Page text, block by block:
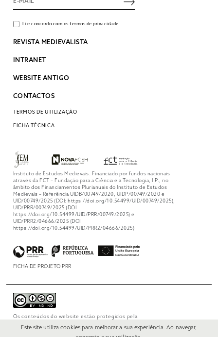
Li e concordo com os termos de privacidade
REVISTA MEDIEVALISTA
INTRANET
WEBSITE ANTIGO
CONTACTOS
TERMOS DE UTILIZAÇÃO
FICHA TÉCNICA
Instituto de Estudos Medievais. Financiado por fundos nacionais
através da FCT – Fundação para a Ciência e a Tecnologia, I.P., no
âmbito dos Financiamentos Plurianuais do Instituto de Estudos
Medievais – Referência UIDB/00749/2020, UIDP/00749/2020 e
UID/00749/2025 (DOI: https://doi.org/10.54499/UID/00749/2025),
UID/PRR/00749/2025 (DOI
https://doi.org/10.54499/UID/PRR/00749/2025) e
UID/PRR2/04666/2025 (DOI
https://doi.org/10.54499/UID/PRR2/04666/2025)
FICHA DE PROJETO PRR
Os conteúdos do website estão protegidos pela
NonCommercial-NoDerivs 4.0 International.
Este site utiliza cookies para melhorar a sua experiência. Ao navegar,